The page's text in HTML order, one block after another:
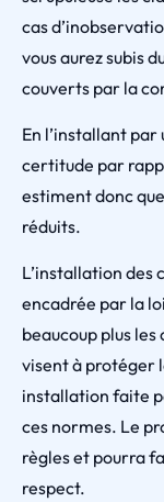
cas
vous aurez subis
couverts par la
En l’installant
certitude par
estiment donc
réduits.
L’installation
encadrée par la
beaucoup plus
visent à protéger
installation faite
ces normes. Le
règles et pourra
respect.